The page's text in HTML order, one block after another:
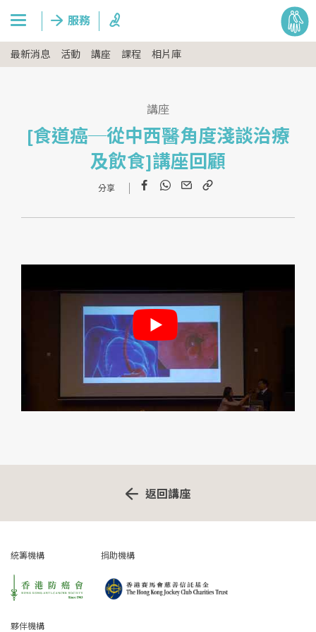
最新消息 活動 講座 課程 相片庫
講座
[食道癌─從中西醫角度淺談治療
及飲食]講座回顧
Link
返回講座
統籌機構 捐助機構
夥伴機構